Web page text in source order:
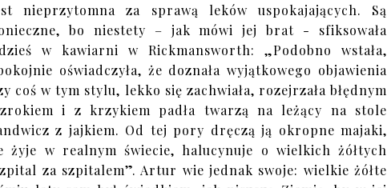
nieprzytomna za sprawą leków uspokajających. Są
bo niestety – jak mówi jej brat - sfiksowała
w kawiarni w Rickmansworth: „Podobno wstała,
oświadczyła, że doznała wyjątkowego objawienia
coś w tym stylu, lekko się zachwiała, rozejrzała błędnym
i z krzykiem padła twarzą na leżący na stole
z jajkiem. Od tej pory dręczą ją okropne majaki,
żyje w realnym świecie, halucynuje o wielkich żółtych
za szpitalem”. Artur wie jednak swoje: wielkie żółte